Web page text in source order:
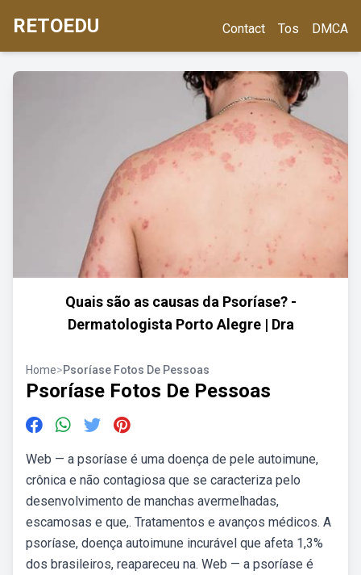
RETOEDU Contact Tos DMCA
Quais são as causas da Psoríase? -
Dermatologista Porto Alegre | Dra
Home>Psoríase Fotos De Pessoas
Psoríase Fotos De Pessoas
Web — a psoríase é uma doença de pele autoimune,
crônica e não contagiosa que se caracteriza pelo
desenvolvimento de manchas avermelhadas,
escamosas e que,. Tratamentos e avanços médicos. A
psoríase, doença autoimune incurável que afeta 1,3%
dos brasileiros, reapareceu na. Web — a psoríase é